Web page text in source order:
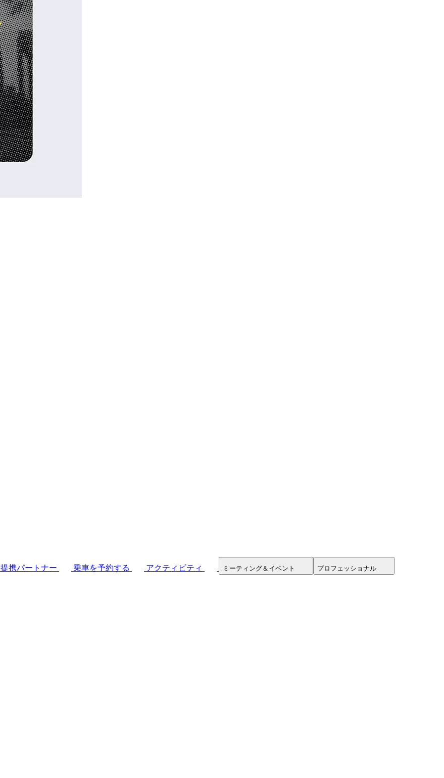
提携パートナー 乗車を予約する アクティビティ ミーティング＆イベント プロフェッショナル